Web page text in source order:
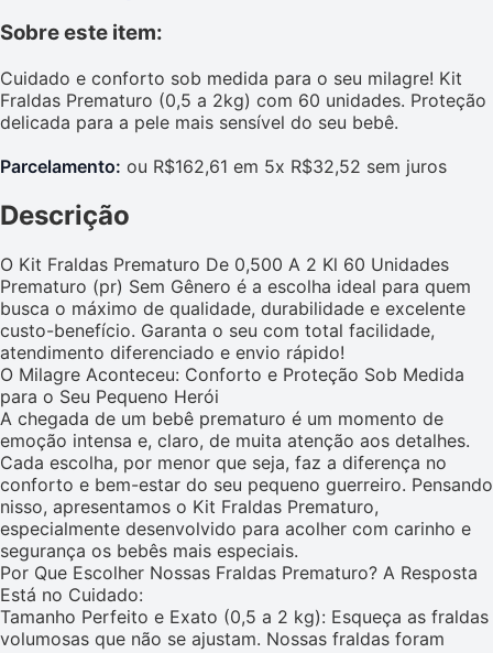
Sobre este item:
Cuidado e conforto sob medida para o seu milagre! Kit
Fraldas Prematuro (0,5 a 2kg) com 60 unidades. Proteção
delicada para a pele mais sensível do seu bebê.
Parcelamento: ou R$162,61 em 5x R$32,52 sem juros
Descrição
O Kit Fraldas Prematuro De 0,500 A 2 Kl 60 Unidades
Prematuro (pr) Sem Gênero é a escolha ideal para quem
busca o máximo de qualidade, durabilidade e excelente
custo-benefício. Garanta o seu com total facilidade,
atendimento diferenciado e envio rápido!
O Milagre Aconteceu: Conforto e Proteção Sob Medida
para o Seu Pequeno Herói
A chegada de um bebê prematuro é um momento de
emoção intensa e, claro, de muita atenção aos detalhes.
Cada escolha, por menor que seja, faz a diferença no
conforto e bem-estar do seu pequeno guerreiro. Pensando
nisso, apresentamos o Kit Fraldas Prematuro,
especialmente desenvolvido para acolher com carinho e
segurança os bebês mais especiais.
Por Que Escolher Nossas Fraldas Prematuro? A Resposta
Está no Cuidado:
Tamanho Perfeito e Exato (0,5 a 2 kg): Esqueça as fraldas
volumosas que não se ajustam. Nossas fraldas foram